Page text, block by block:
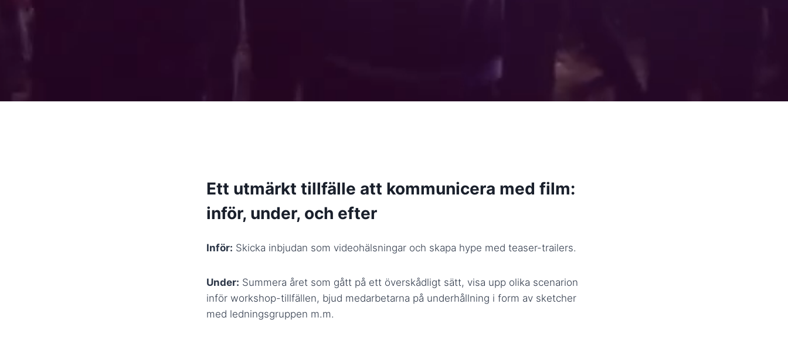
Ett utmärkt tillfälle att kommunicera med film:
inför, under, och efter
Inför: Skicka inbjudan som videohälsningar och skapa hype med teaser-trailers.
Under: Summera året som gått på ett överskådligt sätt, visa upp olika scenarion
inför workshop-tillfällen, bjud medarbetarna på underhållning i form av sketcher
med ledningsgruppen m.m.